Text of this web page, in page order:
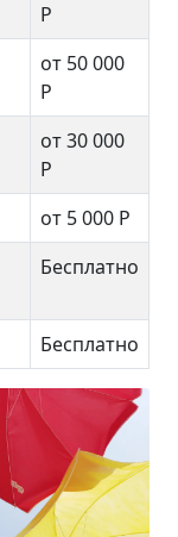
Р
от 50 000
Р
от 30 000
Р
от 5 000 Р
Бесплатно
Бесплатно